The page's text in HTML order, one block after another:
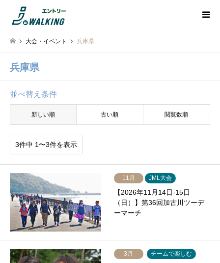
大会・イベント 兵庫県
兵庫県
並べ替え条件
新しい順 古い順 閲覧数順
3件中 1〜3件を表示
11月 JML大会
【2026年11月14日-15日
（日）】第36回加古川ツーデ
ーマーチ
3月 チームで楽しむ